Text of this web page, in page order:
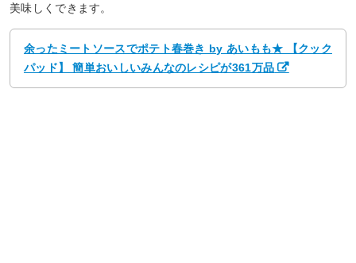
美味しくできます。
余ったミートソースでポテト春巻き by あいもも★ 【クック
パッド】 簡単おいしいみんなのレシピが361万品